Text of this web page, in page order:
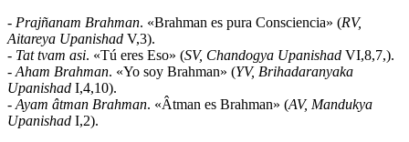
- Prajñanam Brahman. «Brahman es pura Consciencia» (RV,
Aitareya Upanishad V,3).
- Tat tvam asi. «Tú eres Eso» (SV, Chandogya Upanishad VI,8,7,).
- Aham Brahman. «Yo soy Brahman» (YV, Brihadaranyaka
Upanishad I,4,10).
- Ayam âtman Brahman. «Âtman es Brahman» (AV, Mandukya
Upanishad I,2).